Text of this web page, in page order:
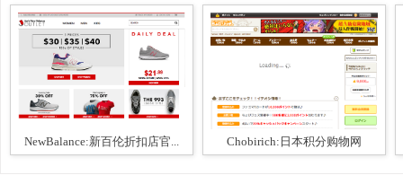
NewBalance:新百伦折扣店官... Chobirich:日本积分购物网